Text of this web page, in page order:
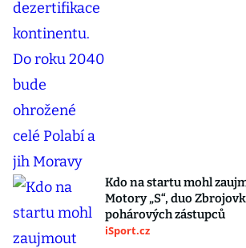
Kdo na startu mohl
Motory „S“, duo
pohárových zástupců
iSport.cz